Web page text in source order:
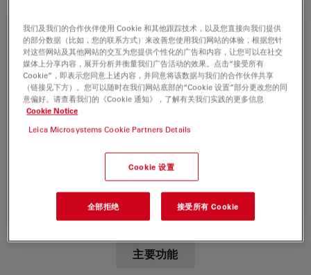
主要功能
我们及我们的合作伙伴使用 Cookie 和其他跟踪技术，以及您直接向我们提供
的部分数据（比如，您的联系方式）来改善您使用我们网站的体验，根据您针
对这些网站及其他网站的交互为您提供个性化的广告和内容，让您可以在社交
媒体上分享内容，展开分析并衡量我们广告活动的效果。点击“接受所有
Cookie”，即表示您同意上述内容，并同意将该数据与我们的合作伙伴共享
（链接见下方）。您可以随时在我们网站底部的“Cookie 设置”部分更改您的同
意偏好。请查看我们的《Cookie 通知》，了解有关我们实践的更多信息
Cookie Notice
Leica Microsystems Cookie Partners Details
Cookie 设置
全部拒绝 接受所有 Cookie